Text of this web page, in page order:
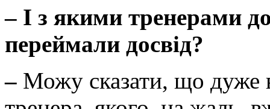
– І з якими тренерами
переймали досвід?
– Можу сказати, що дуже